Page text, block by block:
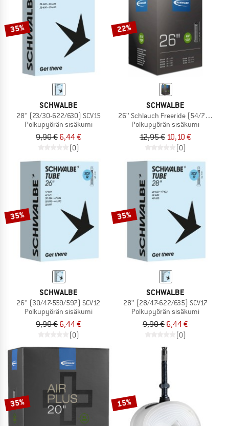
35%
SCHWALBE
28'' (23/30-622/630) SCV15
Polkupyörän sisäkumi
9,90 € 6,44 €
(0)
22%
SCHWALBE
26'' Schlauch Freeride (54/75-559)
Polkupyörän sisäkumi
12,95 € 10,10 €
(0)
35%
SCHWALBE
26'' (30/47-559/597) SCV12
Polkupyörän sisäkumi
9,90 € 6,44 €
(0)
35%
SCHWALBE
28'' (28/47-622/635) SCV17
Polkupyörän sisäkumi
9,90 € 6,44 €
(0)
35% 15%